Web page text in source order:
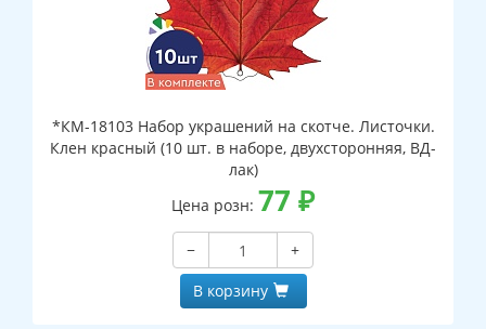
*КМ-18103 Набор украшений на скотче. Листочки.
Клен красный (10 шт. в наборе, двухсторонняя, ВД-
лак)
Цена розн: 77 ₽
−
+
В корзину